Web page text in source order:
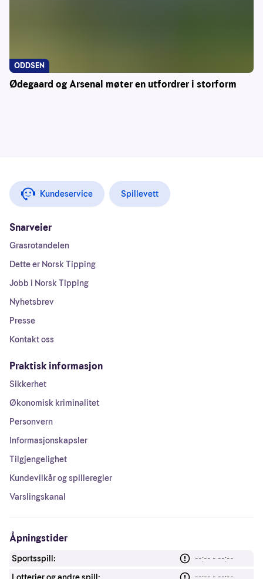
Ødegaard og Arsenal møter en utfordrer i storform
ODDSEN
Kundeservice Spillevett
Snarveier
Grasrotandelen
Dette er Norsk Tipping
Jobb i Norsk Tipping
Nyhetsbrev
Presse
Kontakt oss
Praktisk informasjon
Sikkerhet
Økonomisk kriminalitet
Personvern
Informasjonskapsler
Tilgjengelighet
Kundevilkår og spilleregler
Varslingskanal
Åpningstider
Sportsspill:
--:-- - --:--